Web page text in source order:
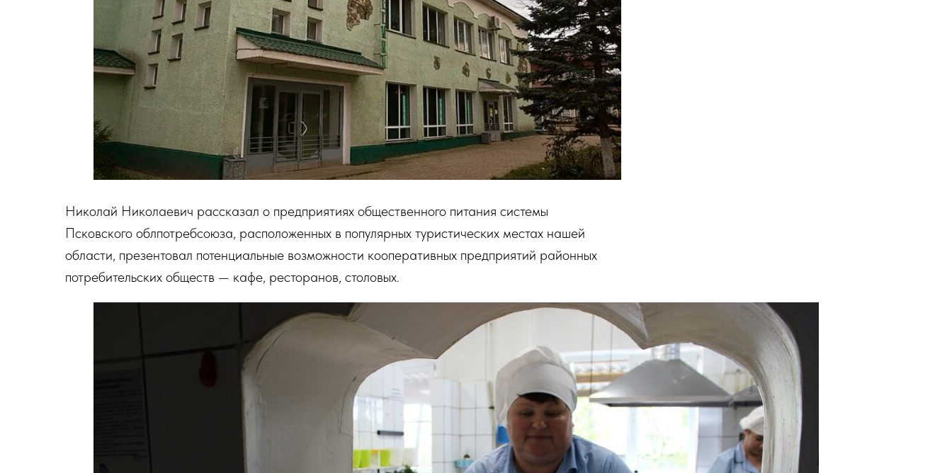
Николай Николаевич рассказал о предприятиях общественного питания системы
Псковского облпотребсоюза, расположенных в популярных туристических местах нашей
области, презентовал потенциальные возможности кооперативных предприятий районных
потребительских обществ — кафе, ресторанов, столовых.